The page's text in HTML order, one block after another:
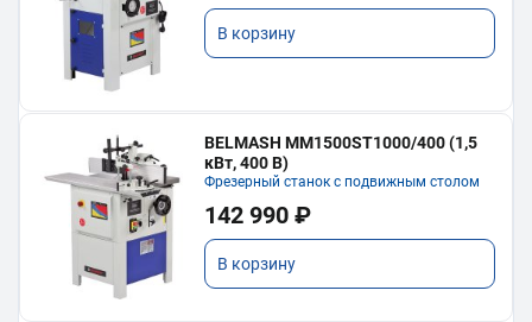
В корзину
BELMASH MM1500ST1000/400 (1,5
кВт, 400 В)
Фрезерный станок с подвижным столом
142 990 ₽
В корзину